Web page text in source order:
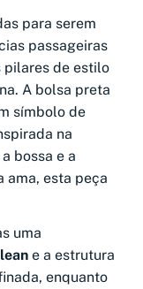
para serem
passageiras
pilares de estilo
A bolsa preta
símbolo de
na
bossa e a
ama, esta peça
uma
e a estrutura
enquanto